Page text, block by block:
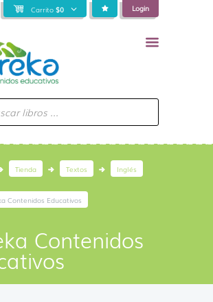
Carrito $0 Login
Tienda Textos Inglés
Contenidos Educativos
Contenidos